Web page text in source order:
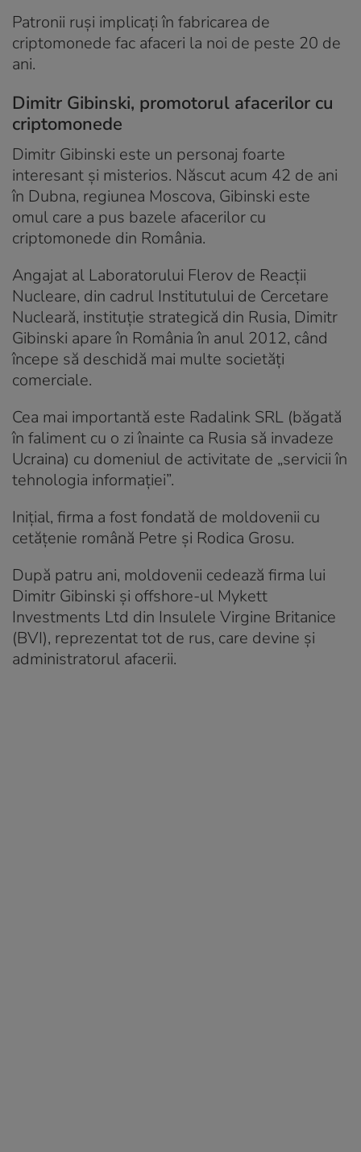
Patronii ruși implicați în fabricarea de
criptomonede fac afaceri la noi de peste 20 de
ani.
Dimitr Gibinski, promotorul afacerilor cu
criptomonede
Dimitr Gibinski este un personaj foarte
interesant și misterios. Născut acum 42 de ani
în Dubna, regiunea Moscova, Gibinski este
omul care a pus bazele afacerilor cu
criptomonede din România.
Angajat al Laboratorului Flerov de Reacții
Nucleare, din cadrul Institutului de Cercetare
Nucleară, instituție strategică din Rusia, Dimitr
Gibinski apare în România în anul 2012, când
începe să deschidă mai multe societăți
comerciale.
Cea mai importantă este Radalink SRL (băgată
în faliment cu o zi înainte ca Rusia să invadeze
Ucraina) cu domeniul de activitate de „servicii în
tehnologia informației”.
Inițial, firma a fost fondată de moldovenii cu
cetățenie română Petre și Rodica Grosu.
După patru ani, moldovenii cedează firma lui
Dimitr Gibinski și offshore-ul Mykett
Investments Ltd din Insulele Virgine Britanice
(BVI), reprezentat tot de rus, care devine și
administratorul afacerii.